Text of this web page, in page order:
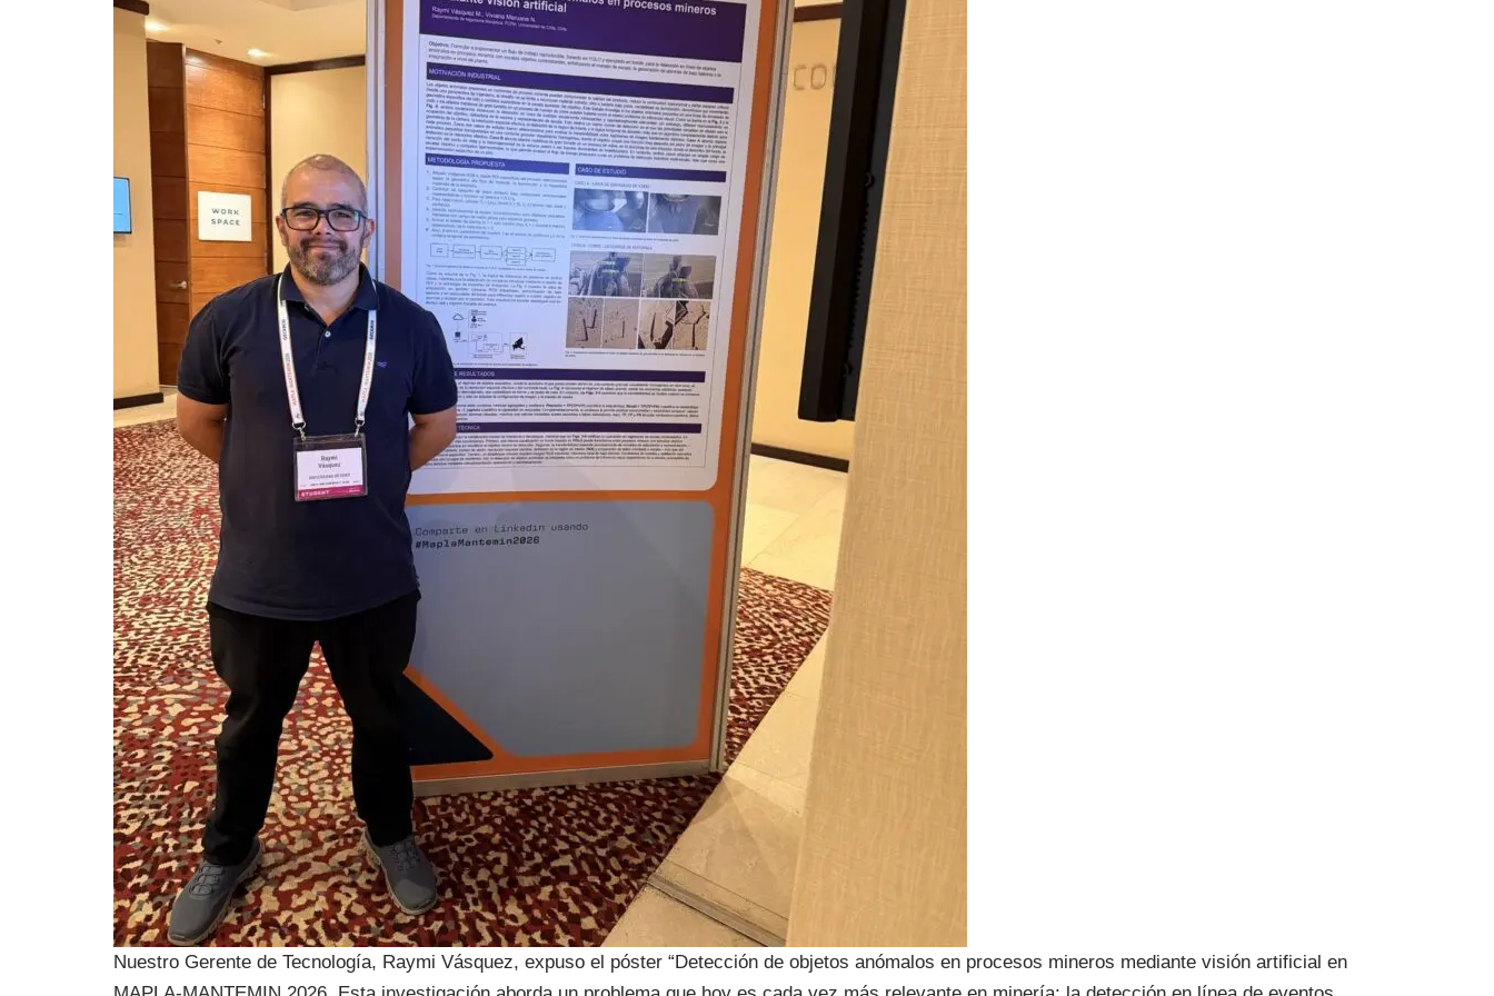
Nuestro Gerente de Tecnología, Raymi Vásquez, expuso el póster “Detección de objetos anómalos en procesos mineros mediante visión artificial en